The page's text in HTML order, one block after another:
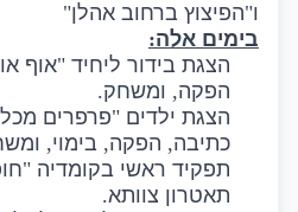
ו"הפיצוץ ברחוב אהלן"
בימים אלה:
הצגת בידור ליחיד"אוף
הפקה, ומשחק.
הצגת ילדים"פרפרים מכל
כתיבה, הפקה, בימוי,
תפקיד ראשי בקומדיה"
תאטרון צוותא.